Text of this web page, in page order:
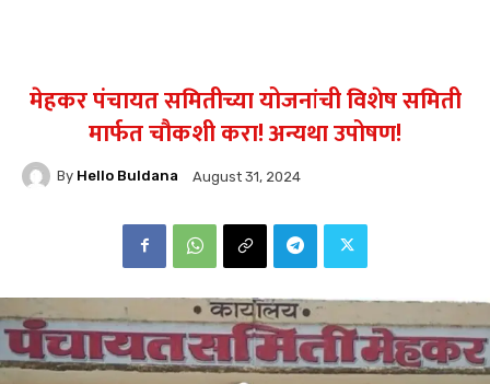
मेहकर पंचायत समितीच्या योजनांची विशेष समिती
मार्फत चौकशी करा! अन्यथा उपोषण!
By Hello Buldana August 31, 2024